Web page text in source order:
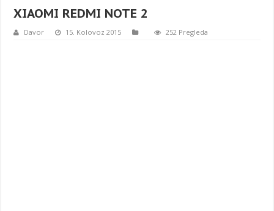
XIAOMI REDMI NOTE 2
Davor 15. Kolovoz 2015 252 Pregleda